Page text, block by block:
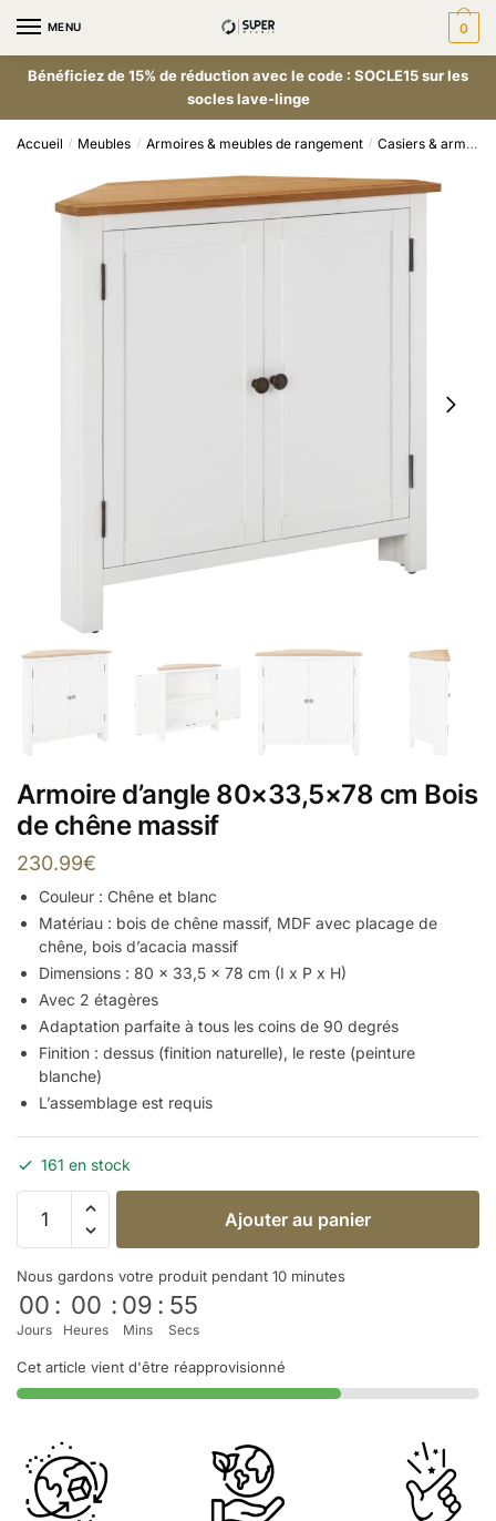
MENU 0
Bénéficiez de 15% de réduction avec le code : SOCLE15 sur les
socles lave-linge
Accueil / Meubles / Armoires & meubles de rangement / Casiers & armoires de rangement
Armoire d’angle 80×33,5×78 cm Bois
de chêne massif
230.99€
Couleur : Chêne et blanc
Matériau : bois de chêne massif, MDF avec placage de
chêne, bois d’acacia massif
Dimensions : 80 x 33,5 x 78 cm (I x P x H)
Avec 2 étagères
Adaptation parfaite à tous les coins de 90 degrés
Finition : dessus (finition naturelle), le reste (peinture
blanche)
L’assemblage est requis
161 en stock
Ajouter au panier
Nous gardons votre produit pendant 10 minutes
00
Jours
: 00
Heures
: 09
Mins
: 54
Secs
Cet article vient d'être réapprovisionné